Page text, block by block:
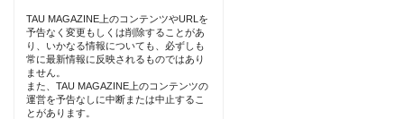
TAU MAGAZINE上のコンテンツやURLを
予告なく変更もしくは削除することがあ
り、いかなる情報についても、必ずしも
常に最新情報に反映されるものではあり
ません。
また、TAU MAGAZINE上のコンテンツの
運営を予告なしに中断または中止するこ
とがあります。